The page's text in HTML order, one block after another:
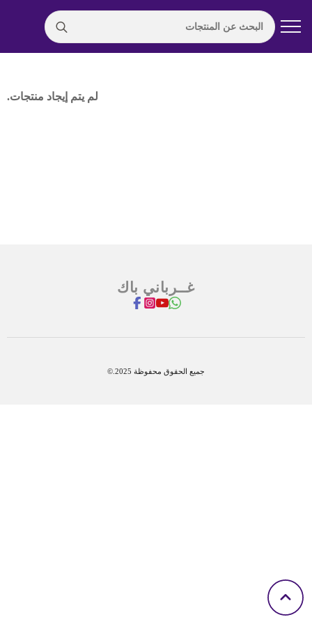
Search
for:
لم يتم إيجاد منتجات.
غــرباني باك
جميع الحقوق محفوظة 2025.©